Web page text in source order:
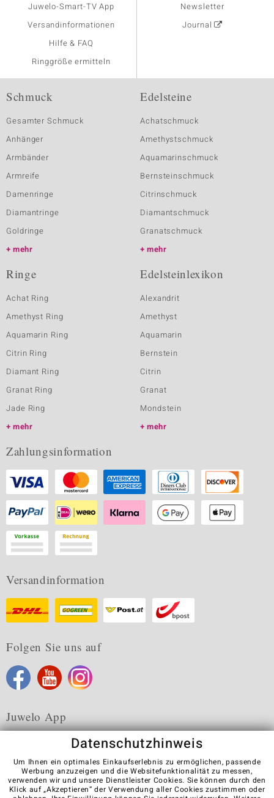
Juwelo-Smart-TV App
Versandinformationen
Hilfe & FAQ
Ringgröße ermitteln
Newsletter
Journal
Schmuck
Gesamter Schmuck
Anhänger
Armbänder
Armreife
Damenringe
Diamantringe
Goldringe
mehr
Edelsteine
Achatschmuck
Amethystschmuck
Aquamarinschmuck
Bernsteinschmuck
Citrinschmuck
Diamantschmuck
Granatschmuck
mehr
Ringe
Achat Ring
Amethyst Ring
Aquamarin Ring
Citrin Ring
Diamant Ring
Granat Ring
Jade Ring
mehr
Edelsteinlexikon
Alexandrit
Amethyst
Aquamarin
Bernstein
Citrin
Granat
Mondstein
mehr
Zahlungsinformation
Versandinformation
Folgen Sie uns auf
Juwelo App
Karriere AGB Datenschutz Cookies
Impressum
Kontakt
Vertrag widerrufen
Datenschutzhinweis
Um Ihnen ein optimales Einkaufserlebnis zu ermöglichen, passende
Werbung anzuzeigen und die Websitefunktionalität zu messen,
verwenden wir und unsere Dienstleister Cookies. Sie können durch den
Klick auf „Akzeptieren“ der Verwendung aller Cookies zustimmen oder